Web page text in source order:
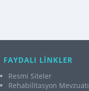
FAYDALI LİNKLER
Resmi Siteler
Rehabilitasyon Mevzuatı